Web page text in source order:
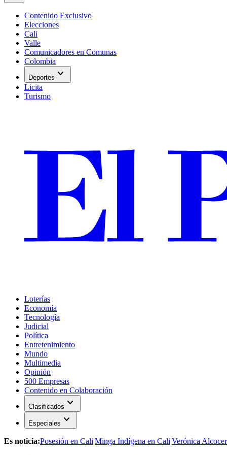
Contenido Exclusivo
Elecciones
Cali
Valle
Comunicadores en Comunas
Colombia
Deportes expand_more
Licita
Turismo
Loterías
Economía
Tecnología
Judicial
Política
Entretenimiento
Mundo
Multimedia
Opinión
500 Empresas
Contenido en Colaboración
Clasificados expand_more
Especiales expand_more
Es noticia:Posesión en Cali|Minga Indígena en Cali|Verónica Alcocer